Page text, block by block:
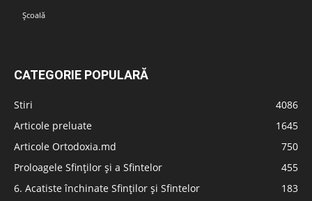
Școală
CATEGORIE POPULARĂ
Stiri
4086
Articole preluate
1645
Articole Ortodoxia.md
750
Proloagele Sfinților și a Sfintelor
455
6. Acatiste închinate Sfinților și Sfintelor
183